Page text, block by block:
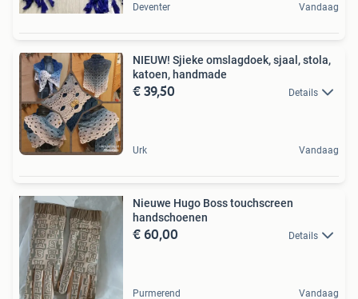
Deventer Vandaag
NIEUW! Sjieke omslagdoek, sjaal, stola,
katoen, handmade
€ 39,50 Details
Urk Vandaag
Nieuwe Hugo Boss touchscreen
handschoenen
€ 60,00 Details
Purmerend Vandaag